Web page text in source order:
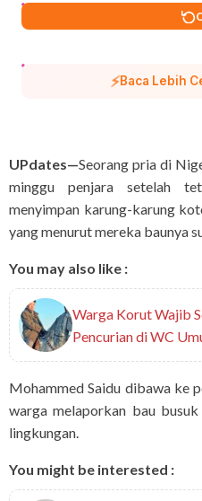
⚡Baca Lebih
UPdates—Seorang pria di
minggu penjara setelah
menyimpan karung-karung
yang menurut mereka baunya
You may also like :
Warga Korut Wajib
Pencurian di WC
Mohammed Saidu dibawa ke
warga melaporkan bau
lingkungan.
You might be interested :